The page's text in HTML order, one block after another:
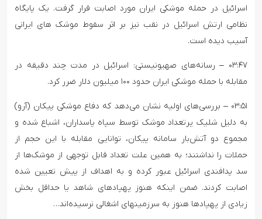
اسرائیل در حمله موشکی ایران مورد اصابت قرار گرفت. یک پایگاه
نظامی ارتش اسرائیل در نقب نیز بر اثر سقوط موشک های ایرانی
آسیب دیده است.
۰۳:۴۷ – رسانه‌های صهیونیستی: اسرائیل در مدت چند دقیقه در
مقابله با حمله موشکی ایران حدود ۱۰۰ میلیون دلار ضرر کرد.
۰۳:۵۱ – بررسی‌های اولیه نشان می‌دهد که دفاع موشکی پیکان (آرو)
به دلیل شلیک پرتعداد موشک توسط سپاه پاسداران، اشباع شده و
مجموع دو آتش‌بار سامانه پیکان، توانایی مقابله با این حجم از
حملات را نداشتند؛ به همین علت تعداد قابل توجهی از موشک‌ها از
سد پدافندی اسرائیل عبور کرده‌ و به اهداف از پیش تعیین شده
اصابت کردند. ضمن اینکه هنوز پهپادهای شاهد یا حداقل بخش
زیادی از پهپادها هنوز به سرزمینهای اشغالی نرسیده‌اند…